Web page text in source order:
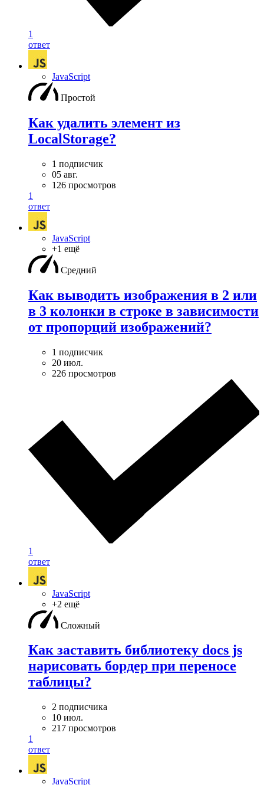
1
ответ
JavaScript
Простой
Как удалить элемент из
LocalStorage?
1 подписчик
05 авг.
126 просмотров
1
ответ
JavaScript
+1 ещё
Средний
Как выводить изображения в 2 или
в 3 колонки в строке в зависимости
от пропорций изображений?
1 подписчик
20 июл.
226 просмотров
1
ответ
JavaScript
+2 ещё
Сложный
Как заставить библиотеку docs js
нарисовать бордер при переносе
таблицы?
2 подписчика
10 июл.
217 просмотров
1
ответ
JavaScript